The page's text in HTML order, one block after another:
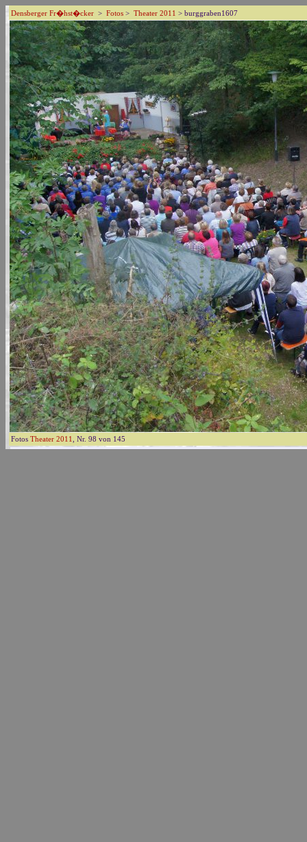
Densberger Fr�hst�cker > Fotos > Theater 2011 > burggraben1607
Fotos Theater 2011 , Nr. 98 von 145